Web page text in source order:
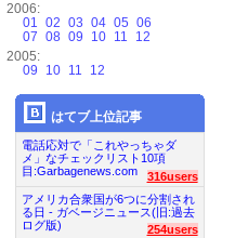
2006:
01 02 03 04 05 06
07 08 09 10 11
12
2005:
09
10 11 12
はてブ上位記事
電話応対で「これやっちゃダ
メ」なチェックリスト10項
目:Garbagenews.com
316users
アメリカ合衆国が6つに分割され
る日 - ガベージニュース(旧:過去
ログ版)
254users